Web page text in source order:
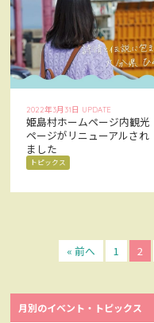
2022年3月31日 UPDATE
姫島村ホームページ内観光
ページがリニューアルされ
ました
トピックス
« 前へ 1 2
月別のイベント・トピックス